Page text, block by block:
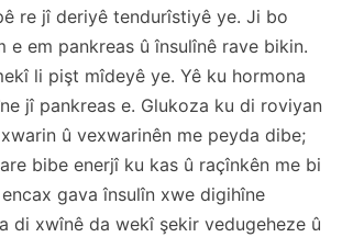
re jî deriyê tendurîstiyê ye. Ji bo
e em pankreas û însulînê rave bikin.
li pişt mîdeyê ye. Yê ku hormona
jî pankreas e. Glukoza ku di roviyan
û vexwarinên me peyda dibe;
bibe enerjî ku kas û raçînkên me bi
gava însulîn xwe digihîne
di xwînê da wekî şekir vedugeheze û